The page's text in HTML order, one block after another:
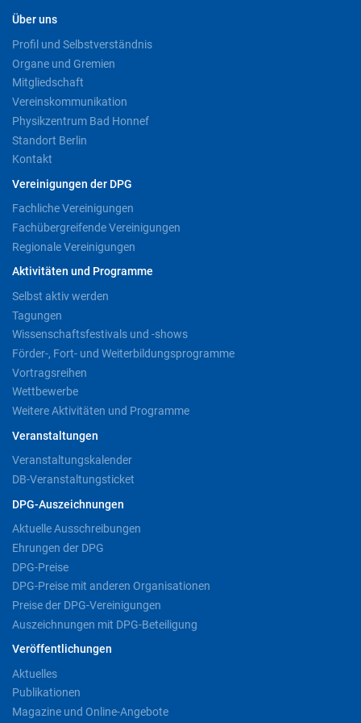
Über uns
Profil und Selbstverständnis
Organe und Gremien
Mitgliedschaft
Vereinskommunikation
Physikzentrum Bad Honnef
Standort Berlin
Kontakt
Vereinigungen der DPG
Fachliche Vereinigungen
Fachübergreifende Vereinigungen
Regionale Vereinigungen
Aktivitäten und Programme
Selbst aktiv werden
Tagungen
Wissenschaftsfestivals und -shows
Förder-, Fort- und Weiterbildungsprogramme
Vortragsreihen
Wettbewerbe
Weitere Aktivitäten und Programme
Veranstaltungen
Veranstaltungskalender
DB-Veranstaltungsticket
DPG-Auszeichnungen
Aktuelle Ausschreibungen
Ehrungen der DPG
DPG-Preise
DPG-Preise mit anderen Organisationen
Preise der DPG-Vereinigungen
Auszeichnungen mit DPG-Beteiligung
Veröffentlichungen
Aktuelles
Publikationen
Magazine und Online-Angebote